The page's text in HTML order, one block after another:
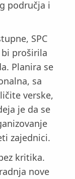
područja i
SPC
proširila
Planira se
sa
verske,
je da se
zajednici.
kritika.
nove